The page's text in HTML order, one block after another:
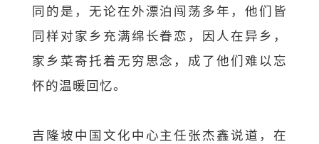
同的是，无论在外漂泊闯荡多年，他们皆
同样对家乡充满绵长眷恋，因人在异乡，
家乡菜寄托着无穷思念，成了他们难以忘
怀的温暖回忆。
吉隆坡中国文化中心主任张杰鑫说道，在